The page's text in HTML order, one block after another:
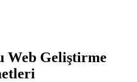
Web Geliştirme